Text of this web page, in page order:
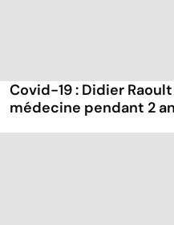
Covid-19 : Didier
médecine pendant 2